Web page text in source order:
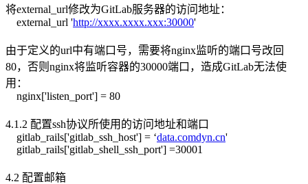
将external_url修改为GitLab服务器的访问地址：
external_url 'http://xxxx.xxxx.xxx:30000'
由于定义的url中有端口号，需要将nginx监听的端口号改回
80，否则nginx将监听容器的30000端口，造成GitLab无法使
用：
nginx['listen_port'] = 80
4.1.2 配置ssh协议所使用的访问地址和端口
gitlab_rails['gitlab_ssh_host'] = ‘data.comdyn.cn'
gitlab_rails['gitlab_shell_ssh_port'] =30001
4.2 配置邮箱